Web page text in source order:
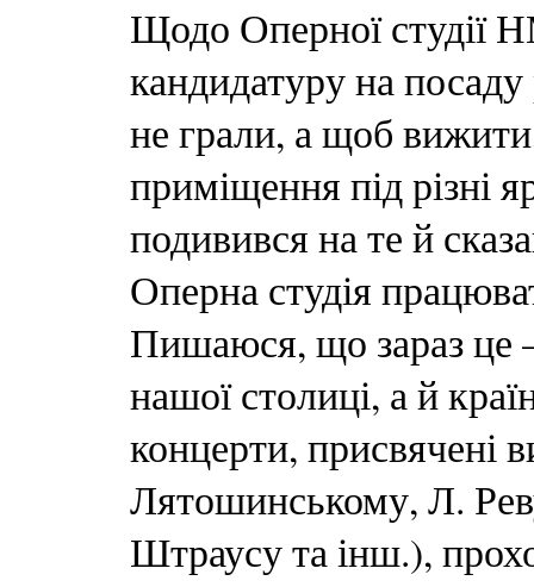
Щодо Оперної студії
кандидатуру на
не грали, а щоб
приміщення під різні
подивився на те й
Оперна студія
Пишаюся, що зараз це
нашої столиці, а й
концерти, присвячені
Лятошинському, Л.
Штраусу та інш.),